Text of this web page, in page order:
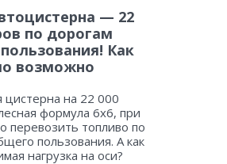
— 22
по дорогам
Как
возможно
цистерна на 22 000
формула 6х6, при
перевозить топливо по
пользования. А как
нагрузка на оси?